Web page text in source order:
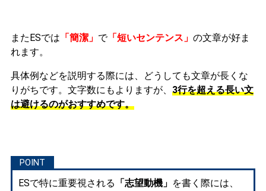
またESでは 「簡潔」 で「短いセンテンス」 の文章が好ま
れます。
具体例などを説明する際には、どうしても文章が長くな
りがちです。文字数にもよりますが、 3行を超える長い文
は避けるのがおすすめです。
ESで特に重要視される 「志望動機」 を書く際には、